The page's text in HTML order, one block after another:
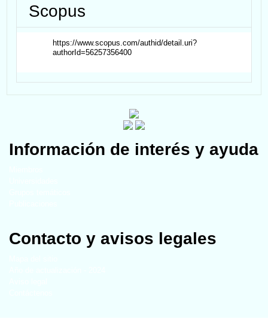
Scopus
https://www.scopus.com/authid/detail.uri?
authorId=56257356400
Información de interés y ayuda
Contacto y avisos legales